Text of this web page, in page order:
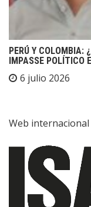
PERÚ Y COLOMBIA:
IMPASSE POLÍTICO
6 julio 2026
Web internacional